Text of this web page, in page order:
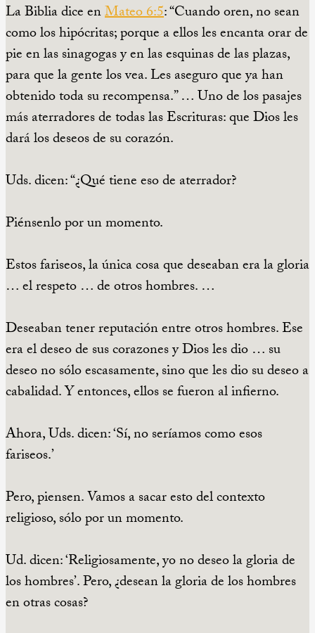
La Biblia dice enMateo 6:5: “Cuando oren, no sean
como los hipócritas; porque a ellos les encanta orar de
pie en las sinagogas y en las esquinas de las plazas,
para que la gente los vea. Les aseguro que ya han
obtenido toda su recompensa.” … Uno de los pasajes
más aterradores de todas las Escrituras: que Dios les
dará los deseos de su corazón.
Uds. dicen: “¿Qué tiene eso de aterrador?
Piénsenlo por un momento.
Estos fariseos, la única cosa que deseaban era la gloria
… el respeto … de otros hombres. …
Deseaban tener reputación entre otros hombres. Ese
era el deseo de sus corazones y Dios les dio … su
deseo no sólo escasamente, sino que les dio su deseo a
cabalidad. Y entonces, ellos se fueron al infierno.
Ahora, Uds. dicen: ‘Sí, no seríamos como esos
fariseos.’
Pero, piensen. Vamos a sacar esto del contexto
religioso, sólo por un momento.
Ud. dicen: ‘Religiosamente, yo no deseo la gloria de
los hombres’. Pero, ¿desean la gloria de los hombres
en otras cosas?